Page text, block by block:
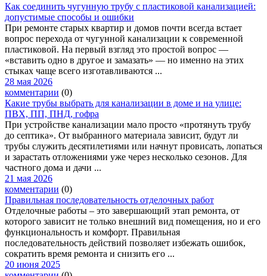
Как соединить чугунную трубу с пластиковой канализацией:
допустимые способы и ошибки
При ремонте старых квартир и домов почти всегда встает
вопрос перехода от чугунной канализации к современной
пластиковой. На первый взгляд это простой вопрос —
«вставить одно в другое и замазать» — но именно на этих
стыках чаще всего изготавливаются ...
28 мая 2026
комментарии (0)
Какие трубы выбрать для канализации в доме и на улице:
ПВХ, ПП, ПНД, гофра
При устройстве канализации мало просто «протянуть трубу
до септика». От выбранного материала зависит, будут ли
трубы служить десятилетиями или начнут провисать, лопаться
и зарастать отложениями уже через несколько сезонов. Для
частного дома и дачи ...
21 мая 2026
комментарии (0)
Правильная последовательность отделочных работ
Отделочные работы – это завершающий этап ремонта, от
которого зависит не только внешний вид помещения, но и его
функциональность и комфорт. Правильная
последовательность действий позволяет избежать ошибок,
сократить время ремонта и снизить его ...
20 июня 2025